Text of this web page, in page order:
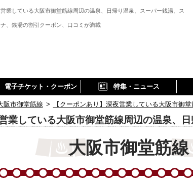
業している大阪市御堂筋線周辺の温泉、日帰り温泉、スーパー銭湯、ス
、銭湯の割引クーポン、口コミが満載
電子チケット・クーポン 特集・ニュース
阪市御堂筋線 > 【クーポンあり】深夜営業している大阪市御
業している大阪市御堂筋線周辺の温泉、
大阪市御堂筋線